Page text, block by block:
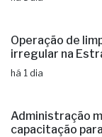
Operação de
irregular na
há 1 dia
Administração
capacitação